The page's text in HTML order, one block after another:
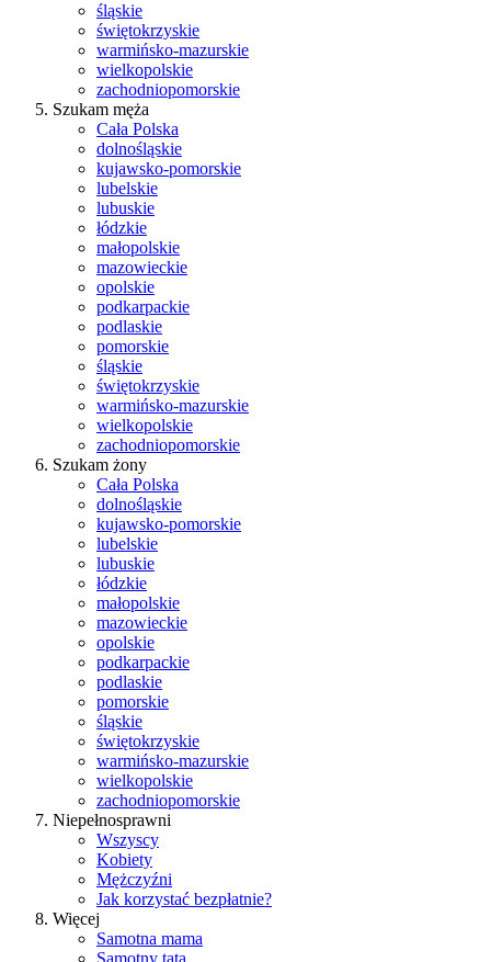
śląskie
świętokrzyskie
warmińsko-mazurskie
wielkopolskie
zachodniopomorskie
Szukam męża
Cała Polska
dolnośląskie
kujawsko-pomorskie
lubelskie
lubuskie
łódzkie
małopolskie
mazowieckie
opolskie
podkarpackie
podlaskie
pomorskie
śląskie
świętokrzyskie
warmińsko-mazurskie
wielkopolskie
zachodniopomorskie
Szukam żony
Cała Polska
dolnośląskie
kujawsko-pomorskie
lubelskie
lubuskie
łódzkie
małopolskie
mazowieckie
opolskie
podkarpackie
podlaskie
pomorskie
śląskie
świętokrzyskie
warmińsko-mazurskie
wielkopolskie
zachodniopomorskie
Niepełnosprawni
Wszyscy
Kobiety
Mężczyźni
Jak korzystać bezpłatnie?
Więcej
Samotna mama
Samotny tata